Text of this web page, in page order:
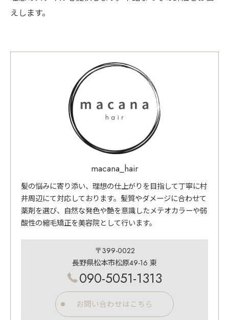
えします。
macana_hair
髪の悩みに寄り添い、理想の仕上がりを目指して丁寧に村
井周辺にて対応しております。髪質やダメージに合わせて
薬剤を選び、自然な発色や艶を意識したメテオカラーや弱
酸性の縮毛矯正を美容院として行います。
〒399-0022
長野県松本市松原49-16 東
090-5051-1313
お問い合わせはこちら